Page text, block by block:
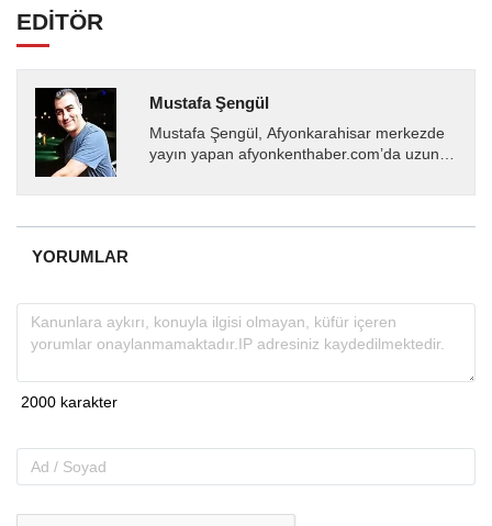
EDİTÖR
Mustafa Şengül
Mustafa Şengül, Afyonkarahisar merkezde
yayın yapan afyonkenthaber.com’da uzun
almakta, haber akışı...
YORUMLAR